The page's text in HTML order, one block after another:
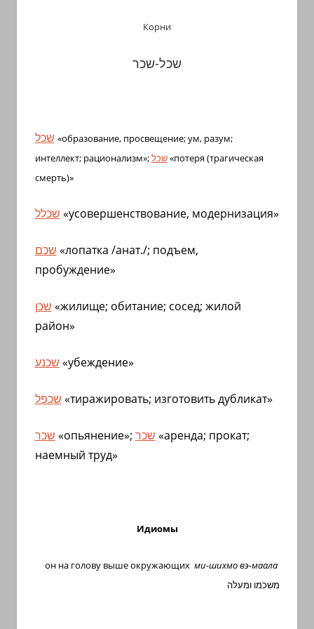
Корни
שכל-שכר
שכל «образование, просвещение; ум, разум;
интеллект; рационализм»;שכל«потеря (трагическая
смерть)»
שכלל «усовершенствование, модернизация»
שכם «лопатка /анат./; подъем,
пробуждение»
שכן «жилище; обитание; сосед; жилой
район»
שכנע «убеждение»
שכפל «тиражировать; изготовить дубликат»
שכר «опьянение»; שכר «аренда; прокат;
наемный труд»
Идиомы
он на голову выше окружающих ми-шихмо вэ-маала
משכמו ומעלה